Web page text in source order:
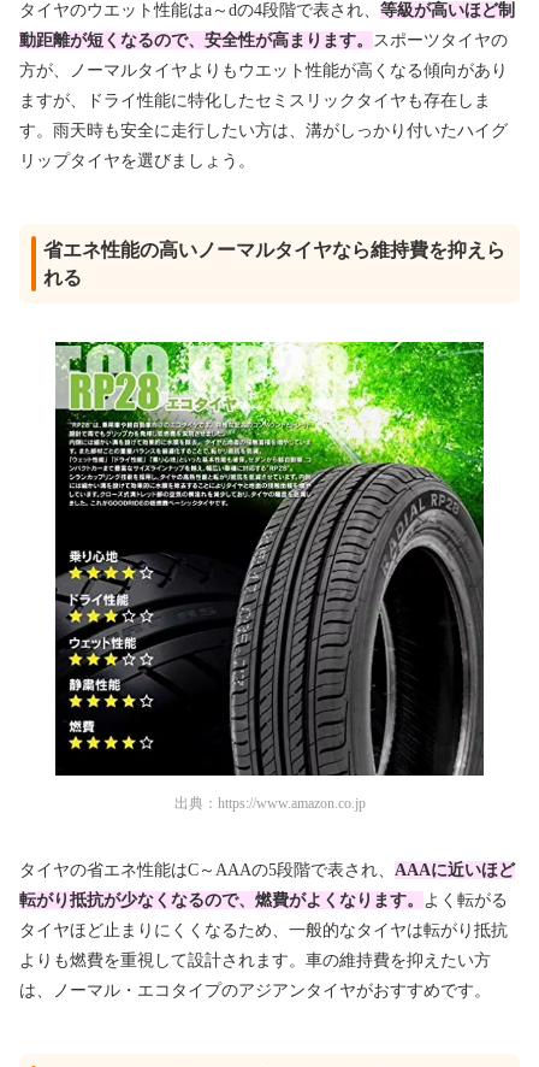
タイヤのウエット性能はa～dの4段階で表され、 等級が高いほど制
動距離が短くなるので、安全性が高まります。 スポーツタイヤの
方が、ノーマルタイヤよりもウエット性能が高くなる傾向があり
ますが、ドライ性能に特化したセミスリックタイヤも存在しま
す。雨天時も安全に走行したい方は、溝がしっかり付いたハイグ
リップタイヤを選びましょう。
省エネ性能の高いノーマルタイヤなら維持費を抑えら
れる
出典： https://www.amazon.co.jp
タイヤの省エネ性能はC～AAAの5段階で表され、 AAAに近いほど
転がり抵抗が少なくなるので、燃費がよくなります。 よく転がる
タイヤほど止まりにくくなるため、一般的なタイヤは転がり抵抗
よりも燃費を重視して設計されます。車の維持費を抑えたい方
は、ノーマル・エコタイプのアジアンタイヤがおすすめです。